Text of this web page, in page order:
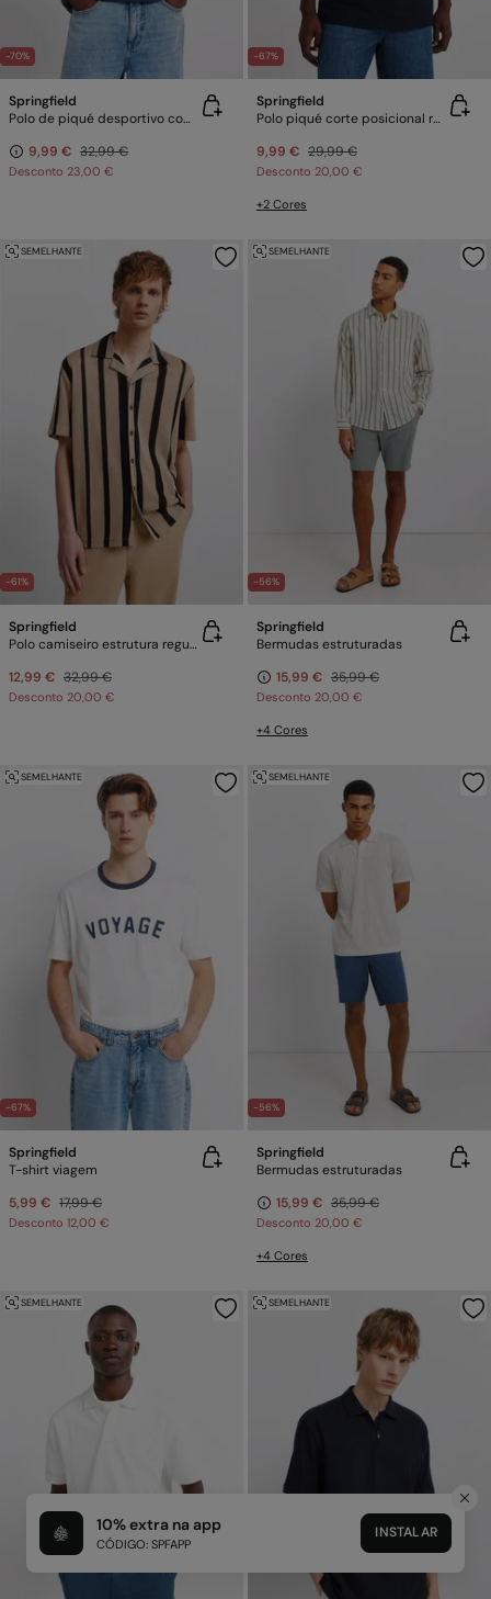
-70%
Springfield
Polo de piqué desportivo com contraste regular fit
9,99 € 32,99 €
Desconto 23,00 €
-67%
Springfield
Polo piqué corte posicional regular fit
9,99 € 29,99 €
Desconto 20,00 €
+2 Cores
-61%
SEMELHANTE
Springfield
Polo camiseiro estrutura regular fit
12,99 € 32,99 €
Desconto 20,00 €
-56%
SEMELHANTE
Springfield
Bermudas estruturadas
15,99 € 35,99 €
Desconto 20,00 €
+4 Cores
-67%
SEMELHANTE
Springfield
T-shirt viagem
5,99 € 17,99 €
Desconto 12,00 €
-56%
SEMELHANTE
Springfield
Bermudas estruturadas
15,99 € 35,99 €
Desconto 20,00 €
+4 Cores
SEMELHANTE SEMELHANTE
10% extra na app
CÓDIGO: SPFAPP
INSTALAR